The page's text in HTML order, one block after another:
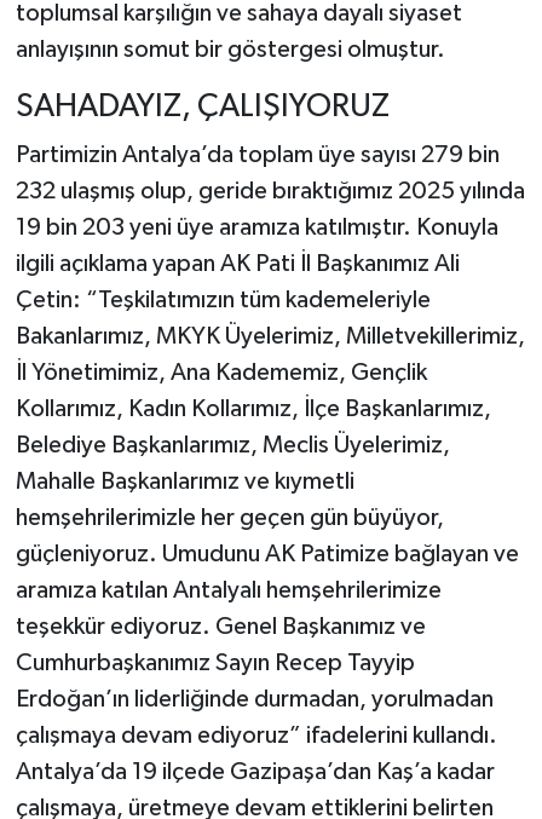
toplumsal karşılığın ve sahaya dayalı siyaset
anlayışının somut bir göstergesi olmuştur.
SAHADAYIZ, ÇALIŞIYORUZ
Partimizin Antalya’da toplam üye sayısı 279 bin
232 ulaşmış olup, geride bıraktığımız 2025 yılında
19 bin 203 yeni üye aramıza katılmıştır. Konuyla
ilgili açıklama yapan AK Pati İl Başkanımız Ali
Çetin: “Teşkilatımızın tüm kademeleriyle
Bakanlarımız, MKYK Üyelerimiz, Milletvekillerimiz,
İl Yönetimimiz, Ana Kadememiz, Gençlik
Kollarımız, Kadın Kollarımız, İlçe Başkanlarımız,
Belediye Başkanlarımız, Meclis Üyelerimiz,
Mahalle Başkanlarımız ve kıymetli
hemşehrilerimizle her geçen gün büyüyor,
güçleniyoruz. Umudunu AK Patimize bağlayan ve
aramıza katılan Antalyalı hemşehrilerimize
teşekkür ediyoruz. Genel Başkanımız ve
Cumhurbaşkanımız Sayın Recep Tayyip
Erdoğan’ın liderliğinde durmadan, yorulmadan
çalışmaya devam ediyoruz” ifadelerini kullandı.
Antalya’da 19 ilçede Gazipaşa’dan Kaş’a kadar
çalışmaya, üretmeye devam ettiklerini belirten